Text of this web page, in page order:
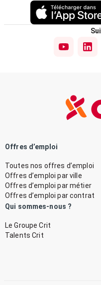
Offres d’emploi
Toutes nos offres d’emploi
Offres d’emploi par ville
Offres d’emploi par métier
Offres d’emploi par contrat
Qui sommes-nous ?
Le Groupe Crit
Talents Crit